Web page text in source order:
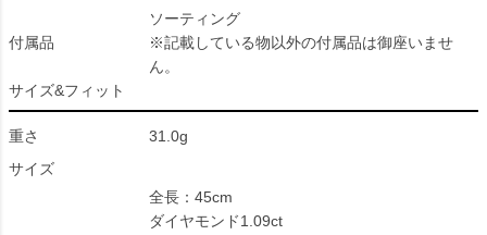
付属品
ソーティング
※記載している物以外の付属品は御座いませ
ん。
サイズ&フィット
重さ
31.0g
サイズ
全長：45cm
ダイヤモンド1.09ct